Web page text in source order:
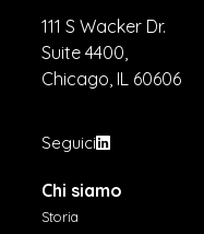
111 S Wacker Dr.
Suite 4400,
Chicago, IL 60606
Seguici
Chi siamo
Storia